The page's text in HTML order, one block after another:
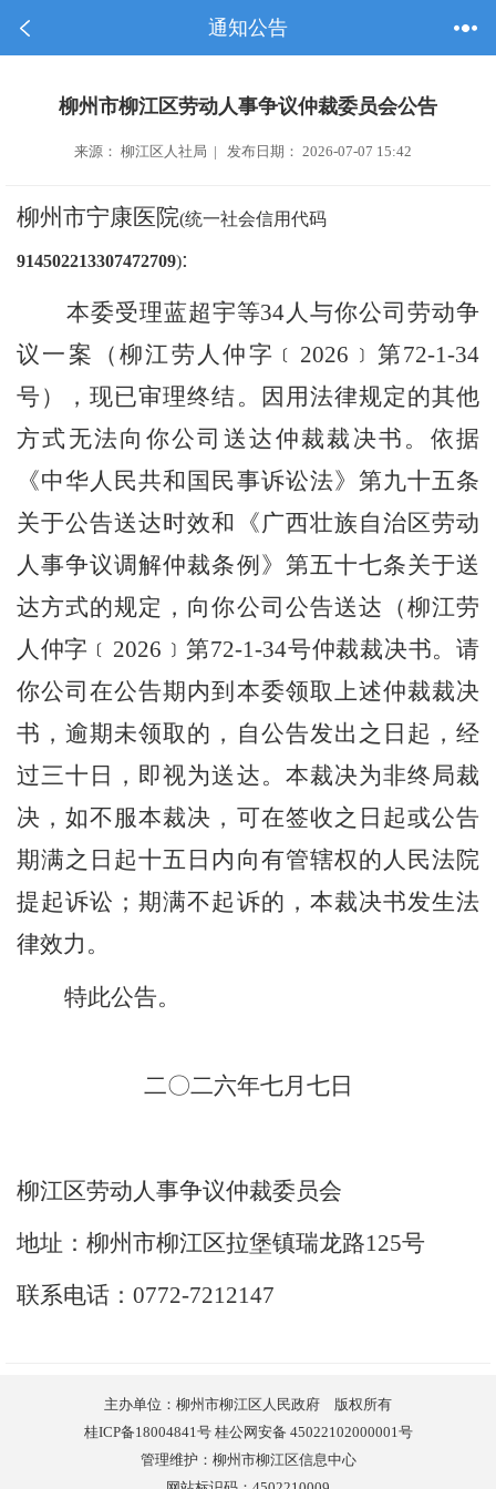
通知公告
柳州市柳江区劳动人事争议仲裁委员会公告
来源： 柳江区人社局 | 发布日期： 2026-07-07 15:42
柳州市宁康医院(统一社会信用代码
914502213307472709):
本委受理蓝超宇等34人与你公司劳动争
议一案
（柳江劳人仲字 ﹝ 2026 ﹞ 第72-1-34
号），现已审理终结。因用法律规定的其他
方式无法向你公司送达仲裁裁决书。依据
《中华人民共和国民事诉讼法》第九十五条
关于公告送达时效和《广西壮族自治区劳动
人事争议调解仲裁条例》第五十七条关于送
达方式的规定， 向你公司公告送达（柳江劳
人仲字﹝ 2026 ﹞第72-1-34号仲裁裁决书。请
你公司在公告期内到本委领取上述仲裁裁决
书，逾期未领取的，自公告发出之日起，经
过三十日，即视为送达。本裁决为非终局裁
决，如不服本裁决，可在签收之日起或公告
期满之日起十五日内向有管辖权的人民法院
提起诉讼；期满不起诉的，本裁决书发生法
律效力。
特此公告。
二〇二六年七月 七日
柳江区劳动人事争议仲裁委员会
地址：柳州市柳江区拉堡镇瑞龙路125号
联系电话： 0772-7212147
主办单位：柳州市柳江区人民政府 版权所有
桂ICP备18004841号 桂公网安备 45022102000001号
管理维护：柳州市柳江区信息中心